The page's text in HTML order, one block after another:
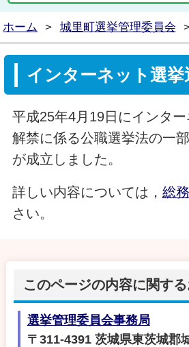
ホーム > 城里町選挙管理委員会 >
インターネット選挙
平成25年4月19日にインタ
解禁に係る公職選挙法の一
が成立しました。
詳しい内容については， 総
さい。
このページの内容に関す
選挙管理委員会事務局
〒311-4391 茨城県東茨城郡